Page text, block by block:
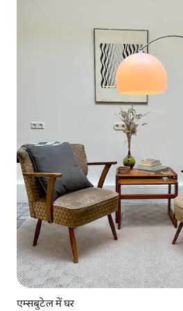
एम्सबुटेल में घर